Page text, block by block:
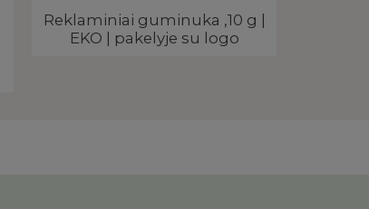
Reklaminiai guminuka ,10 g |
EKO | pakelyje su logo